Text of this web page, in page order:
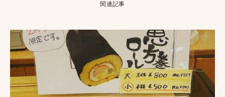
関連記事